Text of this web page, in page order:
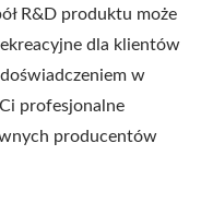
R&D produktu może
dla klientów
w
profesjonalne
producentów